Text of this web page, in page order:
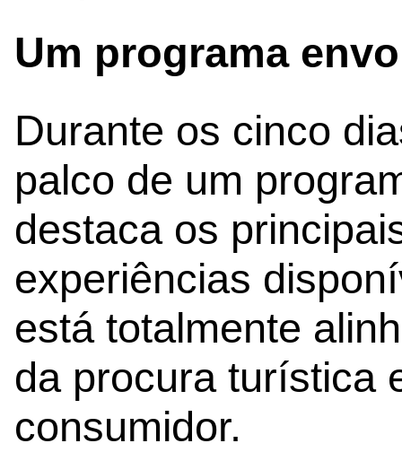
Um programa
Durante os cinco
palco de um
destaca os
experiências
está totalmente
da procura turística
consumidor.